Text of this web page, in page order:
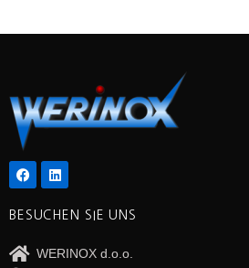
BESUCHEN SIE UNS
WERINOX d.o.o.